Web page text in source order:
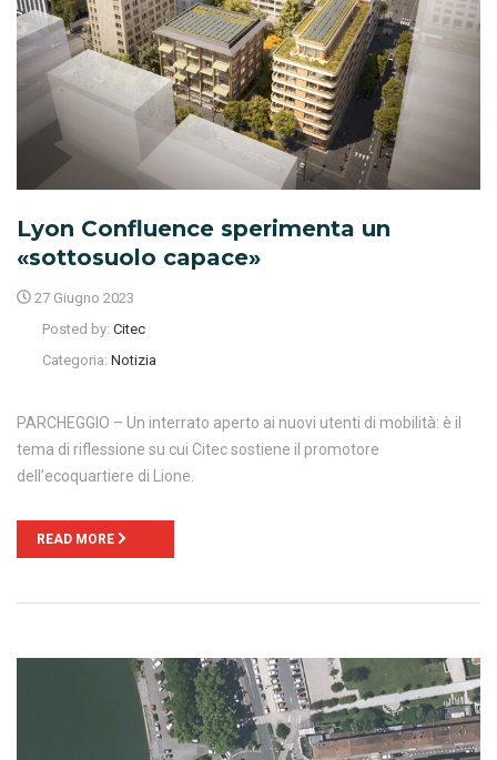
Lyon Confluence sperimenta un
«sottosuolo capace»
27 Giugno 2023
Posted by: Citec
Categoria: Notizia
PARCHEGGIO – Un interrato aperto ai nuovi utenti di mobilità: è il
tema di riflessione su cui Citec sostiene il promotore
dell’ecoquartiere di Lione.
READ MORE